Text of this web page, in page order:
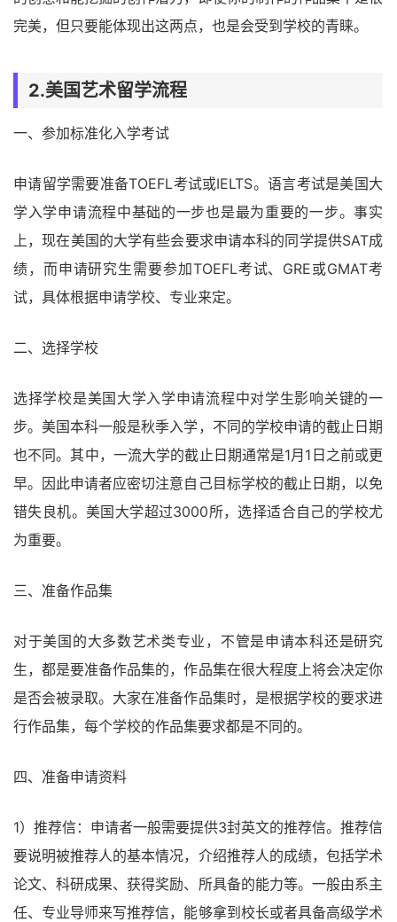
完美，但只要能体现出这两点，也是会受到学校的青睐。
2.美国艺术留学流程
一、参加标准化入学考试
申请留学需要准备TOEFL考试或IELTS。语言考试是美国大
学入学申请流程中基础的一步也是最为重要的一步。事实
上，现在美国的大学有些会要求申请本科的同学提供SAT成
绩，而申请研究生需要参加TOEFL考试、GRE或GMAT考
试，具体根据申请学校、专业来定。
二、选择学校
选择学校是美国大学入学申请流程中对学生影响关键的一
步。美国本科一般是秋季入学，不同的学校申请的截止日期
也不同。其中，一流大学的截止日期通常是1月1日之前或更
早。因此申请者应密切注意自己目标学校的截止日期，以免
错失良机。美国大学超过3000所，选择适合自己的学校尤
为重要。
三、准备作品集
对于美国的大多数艺术类专业，不管是申请本科还是研究
生，都是要准备作品集的，作品集在很大程度上将会决定你
是否会被录取。大家在准备作品集时，是根据学校的要求进
行作品集，每个学校的作品集要求都是不同的。
四、准备申请资料
1）推荐信：申请者一般需要提供3封英文的推荐信。推荐信
要说明被推荐人的基本情况，介绍推荐人的成绩，包括学术
论文、科研成果、获得奖励、所具备的能力等。一般由系主
任、专业导师来写推荐信，能够拿到校长或者具备高级学术